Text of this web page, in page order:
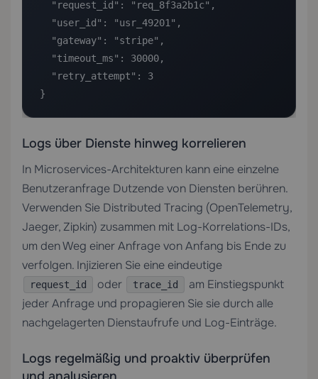
}
Logs über Dienste hinweg korrelieren
In Microservices-Architekturen kann eine einzelne
Benutzeranfrage Dutzende von Diensten berühren.
Verwenden Sie Distributed Tracing (OpenTelemetry,
Jaeger, Zipkin) zusammen mit Log-Korrelations-IDs,
um den Weg einer Anfrage von Anfang bis Ende zu
verfolgen. Injizieren Sie eine eindeutige
request_id oder trace_id
am Einstiegspunkt
jeder Anfrage und propagieren Sie sie durch alle
nachgelagerten Dienstaufrufe und Log-Einträge.
Logs regelmäßig und proaktiv überprüfen